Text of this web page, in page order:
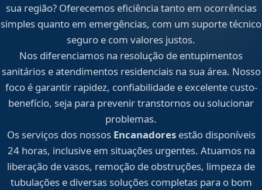
sua região? Oferecemos eficiência tanto em ocorrências
simples quanto em emergências, com um suporte técnico
seguro e com valores justos.
Nos diferenciamos na resolução de entupimentos
sanitários e atendimentos residenciais na sua área. Nosso
foco é garantir rapidez, confiabilidade e excelente custo-
benefício, seja para prevenir transtornos ou solucionar
problemas.
Os serviços dos nossos Encanadoresestão disponíveis
24 horas, inclusive em situações urgentes. Atuamos na
liberação de vasos, remoção de obstruções, limpeza de
tubulações e diversas soluções completas para o bom